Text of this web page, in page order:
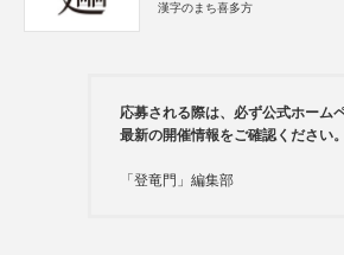
漢字のまち喜多方
応募される際は、必ず公式ホーム
最新の開催情報をご確認ください。
「登竜門」編集部